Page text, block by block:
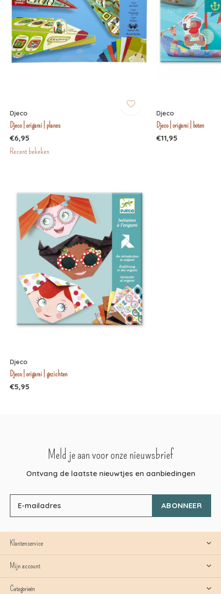
Djeco
Djeco | origami | planes
€6,95
Djeco
Djeco | origami | boten
€11,95
Recent bekeken
Djeco
Djeco | origami | gezichten
€5,95
Meld je aan voor onze nieuwsbrief
Ontvang de laatste nieuwtjes en aanbiedingen
ABONNEER
Klantenservice
Mijn account
Categorieën